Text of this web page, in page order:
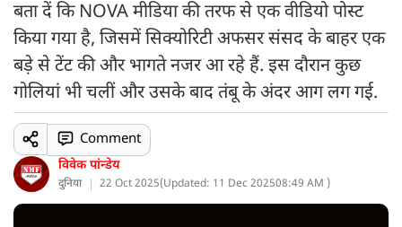
बता दें कि NOVA मीडिया की तरफ से एक वीडियो पोस्ट
किया गया है, जिसमें सिक्योरिटी अफसर संसद के बाहर एक
बड़े से टेंट की और भागते नजर आ रहे हैं. इस दौरान कुछ
गोलियां भी चलीं और उसके बाद तंबू के अंदर आग लग गई.
विवेक पांन्डेय
दुनिया 22 Oct 2025(Updated: 11 Dec 202508:49 AM )
Comment